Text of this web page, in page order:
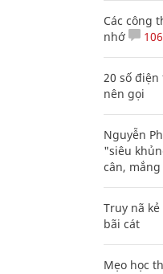
Các công
nhớ
106
20 số
nên gọi
Nguyễn
"siêu
cân,
Truy nã
bãi cát
Mẹo học